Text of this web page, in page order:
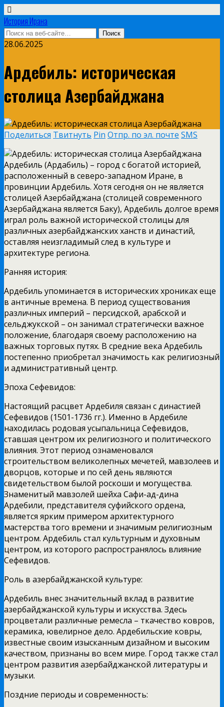
История Ирана
28.06.2025
Ардебиль: историческая
столица Азербайджана
Поделиться Твитнуть Pin Отпр. по эл. почте SMS
Ардебиль (Ардабиль) – город с богатой историей,
расположенный в северо-западном Иране, в
провинции Ардебиль. Хотя сегодня он не является
столицей Азербайджана (столицей современного
Азербайджана является Баку), Ардебиль долгое время
играл роль важной исторической столицы для
различных азербайджанских ханств и династий,
оставляя неизгладимый след в культуре и
архитектуре региона.
Ранняя история:
Ардебиль упоминается в исторических хрониках еще
в античные времена. В период существования
различных империй – персидской, арабской и
сельджукской – он занимал стратегически важное
положение, благодаря своему расположению на
важных торговых путях. В средние века Ардебиль
постепенно приобретал значимость как религиозный
и административный центр.
Эпоха Сефевидов:
Настоящий расцвет Ардебиля связан с династией
Сефевидов (1501-1736 гг.). Именно в Ардебиле
находилась родовая усыпальница Сефевидов,
ставшая центром их религиозного и политического
влияния. Этот период ознаменовался
строительством великолепных мечетей, мавзолеев и
дворцов, которые и по сей день являются
свидетельством былой роскоши и могущества.
Знаменитый мавзолей шейха Сафи-ад-дина
Ардебили, представителя суфийского ордена,
является ярким примером архитектурного
мастерства того времени и значимым религиозным
центром. Ардебиль стал культурным и духовным
центром, из которого распространялось влияние
Сефевидов.
Роль в азербайджанской культуре:
Ардебиль внес значительный вклад в развитие
азербайджанской культуры и искусства. Здесь
процветали различные ремесла – ткачество ковров,
керамика, ювелирное дело. Ардебильские ковры,
известные своим изысканным дизайном и высоким
качеством, признаны во всем мире. Город также стал
центром развития азербайджанской литературы и
музыки.
Поздние периоды и современность: